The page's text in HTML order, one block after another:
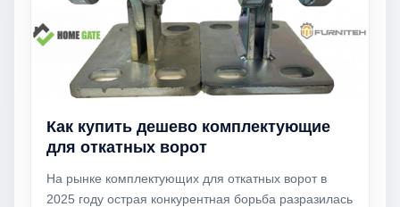
Как купить дешево комплектующие
для откатных ворот
На рынке комплектующих для откатных ворот в
2025 году острая конкурентная борьба разразилась